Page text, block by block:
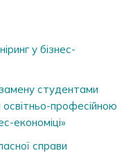
у бізнес-
студентами
освітньо-професійною
економіці»
справи